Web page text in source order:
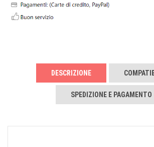
DESCRIZIONE
SPEDIZIONE E PAGAMENTO